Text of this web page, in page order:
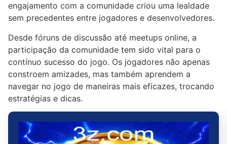
engajamento com a comunidade criou uma lealdade
sem precedentes entre jogadores e desenvolvedores.
Desde fóruns de discussão até meetups online, a
participação da comunidade tem sido vital para o
contínuo sucesso do jogo. Os jogadores não apenas
constroem amizades, mas também aprendem a
navegar no jogo de maneiras mais eficazes, trocando
estratégias e dicas.